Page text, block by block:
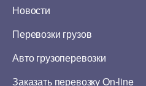
Новости
Перевозки грузов
Авто грузоперевозки
Заказать перевозку On-line